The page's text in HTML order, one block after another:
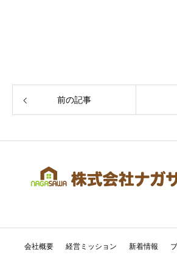
前の記事
会社概要 経営ミッション 新着情報